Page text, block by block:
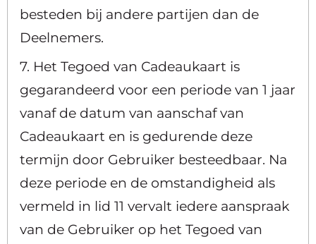
besteden bij andere partijen dan de
Deelnemers.
7. Het Tegoed van Cadeaukaart is
gegarandeerd voor een periode van 1 jaar
vanaf de datum van aanschaf van
Cadeaukaart en is gedurende deze
termijn door Gebruiker besteedbaar. Na
deze periode en de omstandigheid als
vermeld in lid 11 vervalt iedere aanspraak
van de Gebruiker op het Tegoed van